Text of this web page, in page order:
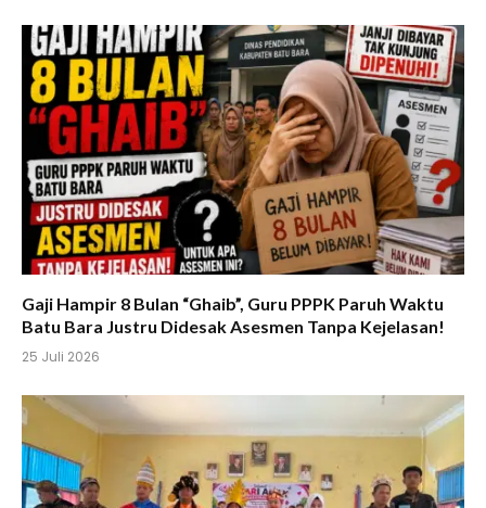
Gaji Hampir 8 Bulan “Ghaib”, Guru PPPK Paruh Waktu
Batu Bara Justru Didesak Asesmen Tanpa Kejelasan!
25 Juli 2026